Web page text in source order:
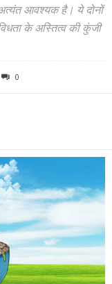
आवश्यक है। ये दोनों
के अस्तित्व की कुंजी
0